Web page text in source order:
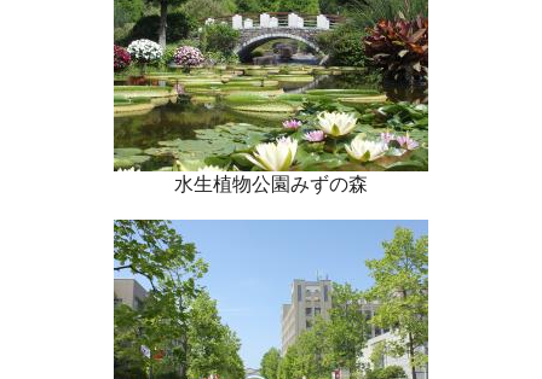
水生植物公園みずの森